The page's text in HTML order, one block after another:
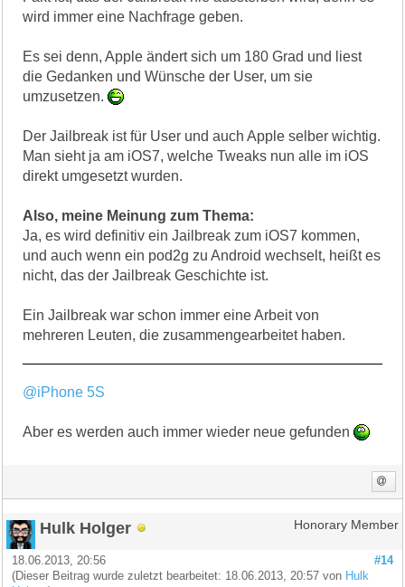
wird immer eine Nachfrage geben.
Es sei denn, Apple ändert sich um 180 Grad und liest
die Gedanken und Wünsche der User, um sie
umzusetzen.
Der Jailbreak ist für User und auch Apple selber wichtig.
Man sieht ja am iOS7, welche Tweaks nun alle im iOS
direkt umgesetzt wurden.
Also, meine Meinung zum Thema:
Ja, es wird definitiv ein Jailbreak zum iOS7 kommen,
und auch wenn ein pod2g zu Android wechselt, heißt es
nicht, das der Jailbreak Geschichte ist.
Ein Jailbreak war schon immer eine Arbeit von
mehreren Leuten, die zusammengearbeitet haben.
@iPhone 5S
Aber es werden auch immer wieder neue gefunden
Hulk Holger Honorary Member
#14
18.06.2013, 20:56
(Dieser Beitrag wurde zuletzt bearbeitet: 18.06.2013, 20:57 von Hulk